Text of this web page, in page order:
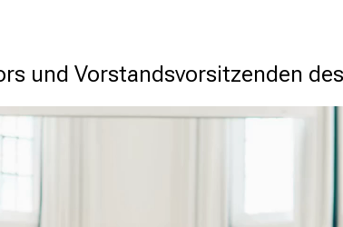
und Vorstandsvorsitzenden